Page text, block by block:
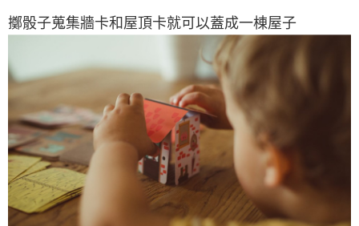
擲骰子蒐集牆卡和屋頂卡就可以蓋成一棟屋子